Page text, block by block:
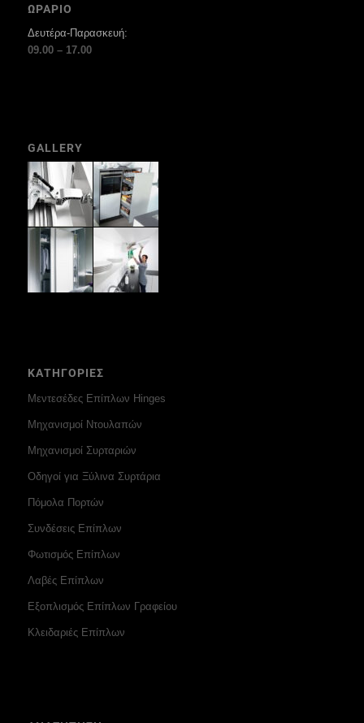
ΩΡΑΡΙΟ
Δευτέρα-Παρασκευή:
09.00 – 17.00
GALLERY
ΚΑΤΗΓΟΡΙΕΣ
Μεντεσέδες Επίπλων Hinges
Μηχανισμοί Ντουλαπών
Μηχανισμοί Συρταριών
Οδηγοί για Ξύλινα Συρτάρια
Πόμολα Πορτών
Συνδέσεις Επίπλων
Φωτισμός Επίπλων
Λαβές Επίπλων
Εξοπλισμός Επίπλων Γραφείου
Κλειδαριές Επίπλων